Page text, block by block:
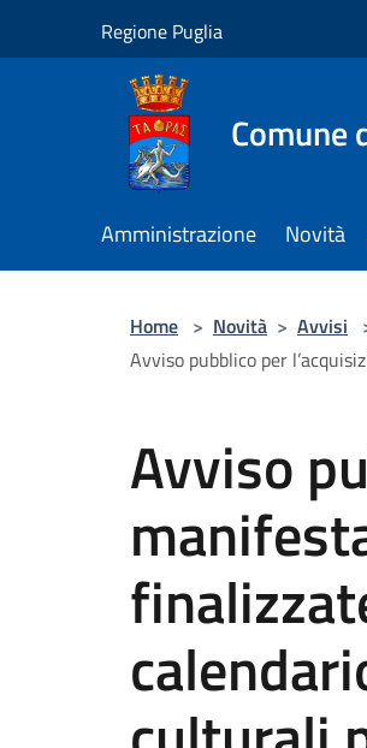
Regione Puglia
Comune
Amministrazione Novità
Home > Novità > Avvisi
Avviso pubblico per
Avviso